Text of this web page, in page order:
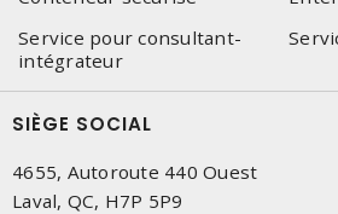
Service pour consultant-
intégrateur
SIÈGE SOCIAL
4655, Autoroute 440 Ouest
Laval, QC, H7P 5P9